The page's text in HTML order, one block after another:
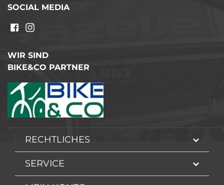
SOCIAL MEDIA
WIR SIND
BIKE&CO PARTNER
RECHTLICHES
SERVICE